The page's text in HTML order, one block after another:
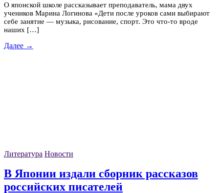
О японской школе рассказывает преподаватель, мама двух
учеников Марина Логинова «Дети после уроков сами выбирают
себе занятие — музыка, рисование, спорт. Это что-то вроде
наших […]
Далее →
Литература Новости
В Японии издали сборник рассказов
российских писателей